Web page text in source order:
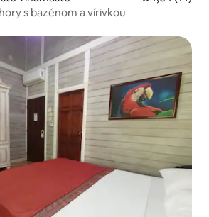
s bazénom a vírivkou